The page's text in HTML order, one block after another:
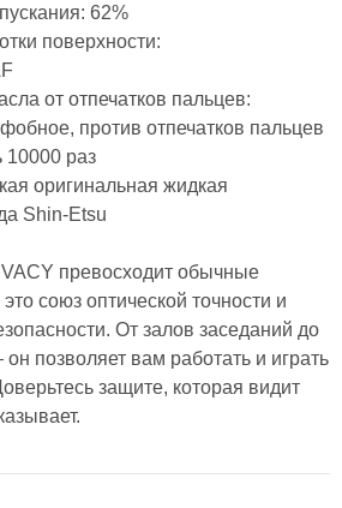
62%
поверхности:
от отпечатков пальцев:
против отпечатков пальцев
10000 раз
оригинальная жидкая
Shin-Etsu
превосходит обычные
союз оптической точности и
От залов заседаний до
позволяет вам работать и играть
защите, которая видит